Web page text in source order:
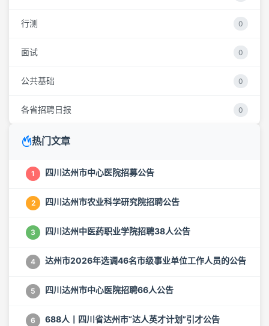
行测 0
面试 0
公共基础 0
各省招聘日报 0
热门文章
1 四川达州市中心医院招募公告
2 四川达州市农业科学研究院招聘公告
3 四川达州中医药职业学院招聘38人公告
4 达州市2026年选调46名市级事业单位工作人员的公告
5 四川达州市中心医院招聘66人公告
6 688人丨四川省达州市“达人英才计划”引才公告